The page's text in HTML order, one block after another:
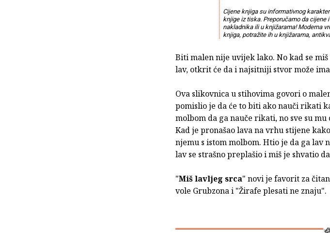
Cijene knjiga su informativnog
knjige iz tiska. Preporučamo da cijene
nakladnika ili u knjižarama! Moderna
knjiga, potražite ih u knjižarama,
Biti malen nije uvijek lako. No kad se
lav, otkrit će da i najsitniji stvor može
Ova slikovnica u stihovima govori o
pomislio je da će to biti ako nauči rikati
molbom da ga nauče rikati, no sve su
Kad je pronašao lava na vrhu stijene
njemu s istom molbom. Htio je da ga lav
lav se strašno preplašio i miš je shvatio
"Miš lavljeg srca" novi je favorit za
vole Grubzona i "Žirafe plesati ne znaju".